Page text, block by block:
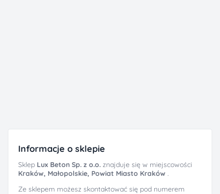
Informacje o sklepie
Sklep Lux Beton Sp. z o.o. znajduje się w miejscowości
Kraków, Małopolskie, Powiat Miasto Kraków .
Ze sklepem możesz skontaktować się pod numerem